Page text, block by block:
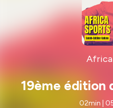
19ème édition
02min |